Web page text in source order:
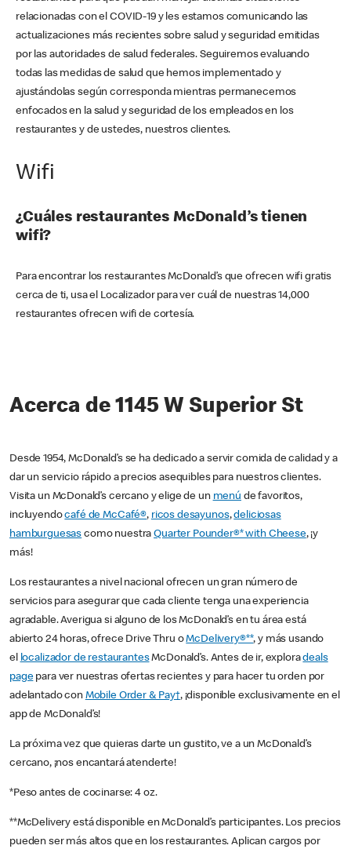
relacionadas con el COVID-19 y les estamos comunicando las
actualizaciones más recientes sobre salud y seguridad emitidas
por las autoridades de salud federales. Seguiremos evaluando
todas las medidas de salud que hemos implementado y
ajustándolas según corresponda mientras permanecemos
enfocados en la salud y seguridad de los empleados en los
restaurantes y de ustedes, nuestros clientes.
Wifi
¿Cuáles restaurantes McDonald’s tienen
wifi?
Para encontrar los restaurantes McDonald’s que ofrecen wifi gratis
cerca de ti, usa el Localizador para ver cuál de nuestras 14,000
restaurantes ofrecen wifi de cortesía.
Acerca de 1145 W Superior St
Desde 1954, McDonald’s se ha dedicado a servir comida de calidad y a
dar un servicio rápido a precios asequibles para nuestros clientes.
Visita un McDonald’s cercano y elige de un menú de favoritos,
incluyendocafé de McCafé®, ricos desayunos,deliciosas
hamburguesas como nuestraQuarter Pounder®* with Cheese, ¡y
más!
Los restaurantes a nivel nacional ofrecen un gran número de
servicios para asegurar que cada cliente tenga una experiencia
agradable. Averigua si alguno de los McDonald’s en tu área está
abierto 24 horas, ofrece Drive Thru oMcDelivery®**, y más usando
el localizador de restaurantesMcDonald’s. Antes de ir, exploradeals
pagepara ver nuestras ofertas recientes y para hacer tu orden por
adelantado con Mobile Order & Pay†, ¡disponible exclusivamente en el
app de McDonald’s!
La próxima vez que quieras darte un gustito, ve a un McDonald’s
cercano, ¡nos encantará atenderte!
*Peso antes de cocinarse: 4 oz.
**McDelivery está disponible en McDonald’s participantes. Los precios
pueden ser más altos que en los restaurantes. Aplican cargos por